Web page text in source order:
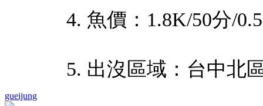
gueijung
4. 魚價：1.8K/50分/
5. 出沒區域：台中北